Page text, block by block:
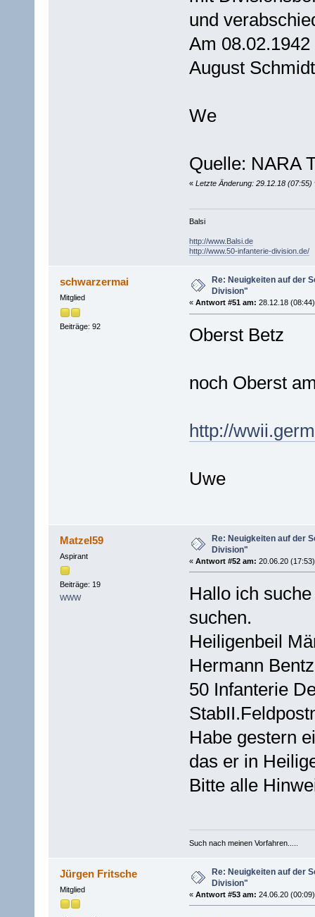
und
Am
August
We
Quelle: NARA
« Letzte Änderung: 29.12.18 (07:55)
Balsi
http://www.Balsi.de
http://www.50-infanterie-division.de/
schwarzermai
Mitglied
Beiträge: 92
Re: Neuigkeiten auf der
Division"
« Antwort #51 am: 28.12.18
Oberst Betz
noch Oberst
http://
Uwe
Matzel59
Aspirant
Beiträge: 19
WWW
Re: Neuigkeiten auf der
Division"
« Antwort #52 am: 20.06.20
Hallo ich
suchen.
Heiligenbeil
Hermann
50 Infanterie
Habe gestern
das er in
Bitte alle
Such nach meinen Vorfahren.....
Jürgen Fritsche
Mitglied
Re: Neuigkeiten auf der
Division"
« Antwort #53 am: 24.06.20